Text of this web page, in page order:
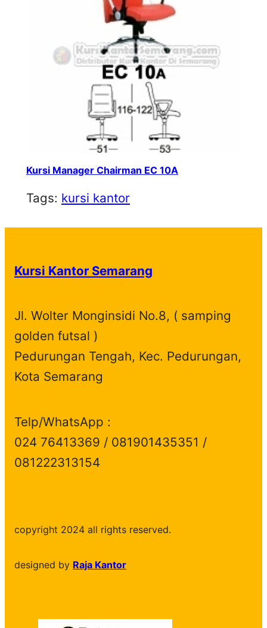
Kursi Manager Chairman EC 10A
Tags: kursi kantor
Kursi Kantor Semarang
Jl. Wolter Monginsidi No.8, ( samping
golden futsal )
Pedurungan Tengah, Kec. Pedurungan,
Kota Semarang
Telp/WhatsApp :
024 76413369 / 081901435351 /
081222313154
copyright 2024 all rights reserved.
designed by Raja Kantor